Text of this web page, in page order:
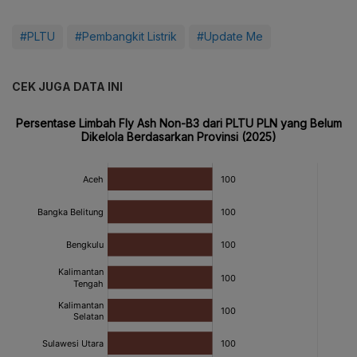
#PLTU #Pembangkit Listrik #Update Me
CEK JUGA DATA INI